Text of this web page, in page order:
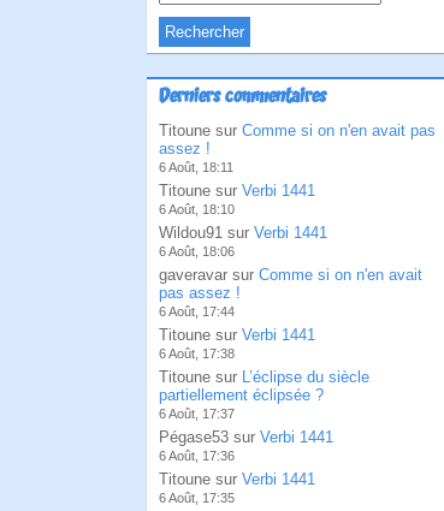
Derniers commentaires
Titoune sur Comme si on n'en avait pas
assez !
6 Août, 18:11
Titoune sur Verbi 1441
6 Août, 18:10
Wildou91 sur Verbi 1441
6 Août, 18:06
gaveravar sur Comme si on n'en avait
pas assez !
6 Août, 17:44
Titoune sur Verbi 1441
6 Août, 17:38
Titoune sur L’éclipse du siècle
partiellement éclipsée ?
6 Août, 17:37
Pégase53 sur Verbi 1441
6 Août, 17:36
Titoune sur Verbi 1441
6 Août, 17:35